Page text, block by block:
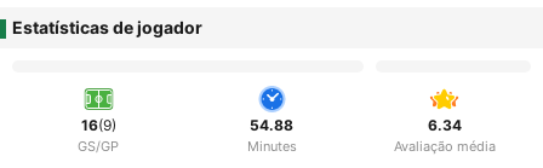
Estatísticas de jogador
16(9)
GS/GP
54.88
Minutes
6.34
Avaliação média